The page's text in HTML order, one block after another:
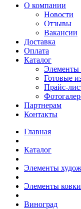
О компании
Новости
Отзывы
Вакансии
Доставка
Оплата
Каталог
Элементы
Готовые
Прайс-
Партнерам
Контакты
Главная
Каталог
Элементы
Элементы ковки
Виноград